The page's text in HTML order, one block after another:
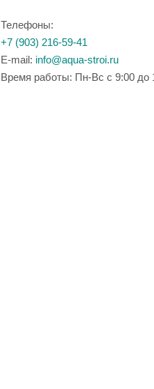
Телефоны:
+7 (903) 216-59-41
E-mail: info@aqua-stroi.ru
Время работы: Пн-Вс с 9:00 до